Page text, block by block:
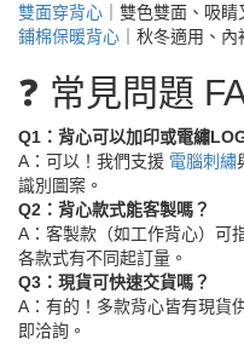
雙面穿背心 ｜雙色雙面、吸睛
鋪棉保暖背心 ｜秋冬適用、內
❓ 常見問題
Q1：背心可以加印或電繡
A：可以！我們支援 電腦刺繡
識別圖案。
Q2：背心款式能客製嗎？
A：客製款（如工作背心）可
各款式有不同起訂量。
Q3：現貨可快速交貨嗎？
A：有的！多款背心皆有現貨
即洽詢。